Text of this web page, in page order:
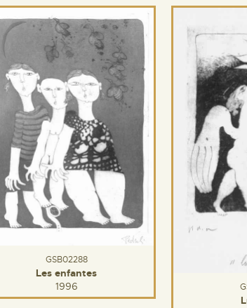
GSB02288
Les enfantes
1996